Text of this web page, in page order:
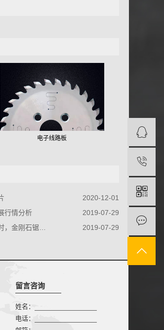
电子线路板 强化地板
2020-12-01
行情分析
2019-07-29
厂家的注意事项
2019-07-29
留言咨询
姓名：
电话：